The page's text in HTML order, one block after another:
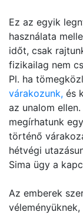
Ez az egyik
használata
időt, csak
fizikailag nem
Pl. ha
várakozunk, és
az unalom
megírhatunk
történő
hétvégi
Sima ügy a
Az emberek